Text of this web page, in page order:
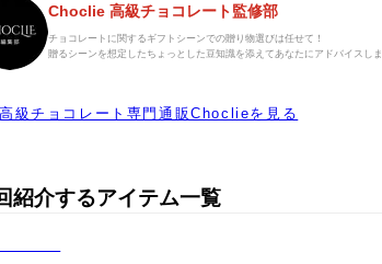
Choclie 高級チョコレート監修部
チョコレートに関するギフトシーンでの贈り物選びは任せて！
贈るシーンを想定したちょっとした豆知識を添えてあなたにアドバイスしま
級チョコレート専門通販Choclieを見る
紹介するアイテム一覧